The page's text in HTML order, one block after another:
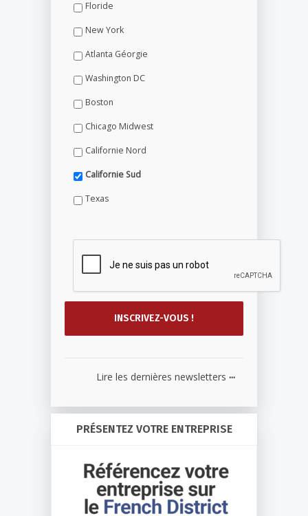
Floride
New York
Atlanta Géorgie
Washington DC
Boston
Chicago Midwest
Californie Nord
Californie Sud
Texas
Lire les dernières newsletters ...
PRÉSENTEZ VOTRE ENTREPRISE